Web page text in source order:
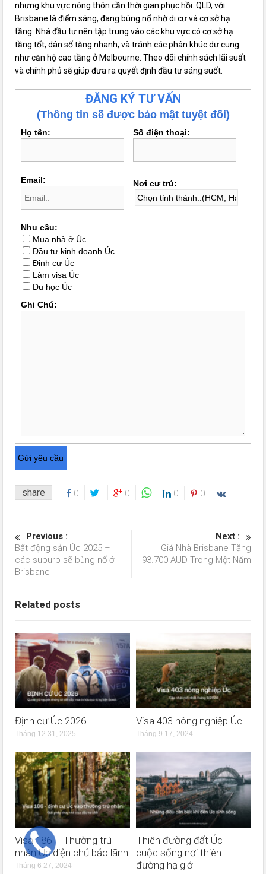
nhưng khu vực nông thôn cần thời gian phục hồi. QLD, với
Brisbane là điểm sáng, đang bùng nổ nhờ di cư và cơ sở hạ
tầng. Nhà đầu tư nên tập trung vào các khu vực có cơ sở hạ
tầng tốt, dân số tăng nhanh, và tránh các phân khúc dư cung
như căn hộ cao tầng ở Melbourne. Theo dõi chính sách lãi suất
và chính phủ sẽ giúp đưa ra quyết định đầu tư sáng suốt.
ĐĂNG KÝ TƯ VẤN
(Thông tin sẽ được bảo mật tuyệt đối)
Họ tên: Số điện thoại:
Email: Nơi cư trú:
Nhu cầu:
Mua nhà ở Úc
Đầu tư kinh doanh Úc
Định cư Úc
Làm visa Úc
Du học Úc
Ghi Chú:
share 0 0 0 0
Previous :
Bất động sản Úc 2025 –
các suburb sẽ bùng nổ ở
Brisbane
Next :
Giá Nhà Brisbane Tăng
93.700 AUD Trong Một Năm
Related posts
Định cư Úc 2026
Tháng 12 31, 2025
Visa 403 nông nghiệp Úc
Tháng 9 17, 2024
Visa 186 – Thường trú
nhân Úc diện chủ bảo lãnh
Tháng 6 27, 2024
Thiên đường đất Úc –
cuộc sống nơi thiên
đường hạ giới